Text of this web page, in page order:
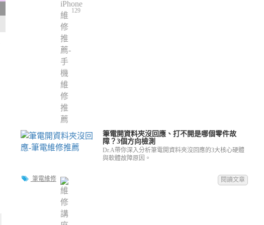
129
筆電開資料夾沒回應、打不開是哪個零件故
障？3個方向檢測
Dr.A帶你深入分析筆電開資料夾沒回應的3大核心硬體
與軟體故障原因。
筆電維修 閱讀文章